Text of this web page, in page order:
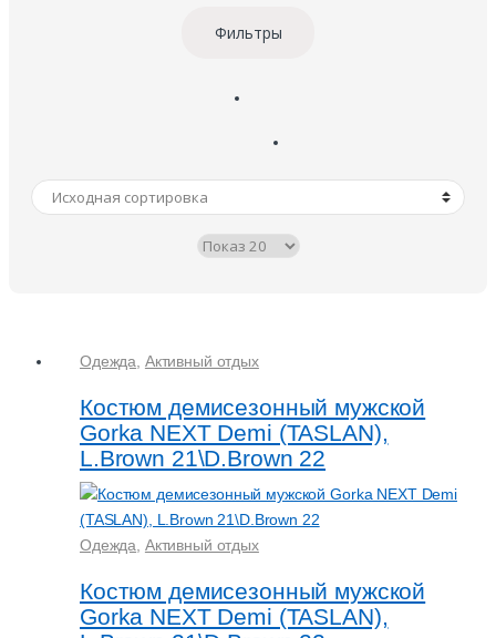
Фильтры
Одежда, Активный отдых
Костюм демисезонный мужской
Gorka NEXT Demi (TASLAN),
L.Brown 21\D.Brown 22
Одежда, Активный отдых
Костюм демисезонный мужской
Gorka NEXT Demi (TASLAN),